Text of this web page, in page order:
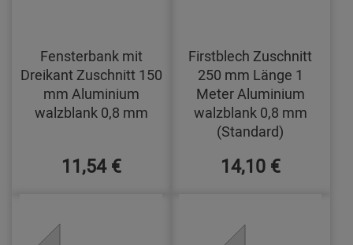
Fensterbank mit
Dreikant Zuschnitt 150
mm Aluminium
walzblank 0,8 mm
11,54 €
Firstblech Zuschnitt
250 mm Länge 1
Meter Aluminium
walzblank 0,8 mm
(Standard)
14,10 €